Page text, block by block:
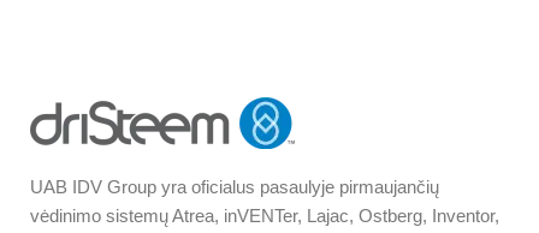
UAB IDV Group yra oficialus pasaulyje pirmaujančių
vėdinimo sistemų Atrea, inVENTer, Lajac, Ostberg, Inventor,